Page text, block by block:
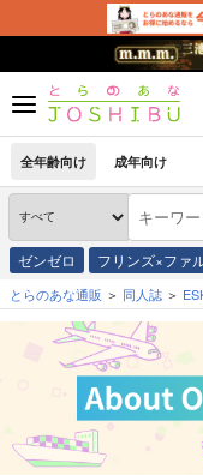
全年齢向け 成年向け
ゼンゼロ フリンズ×ファ
とらのあな通販 同人誌